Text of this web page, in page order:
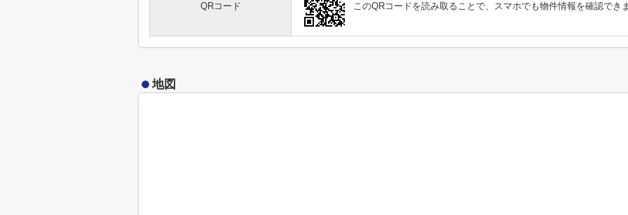
QRコード このQRコードを読み取ることで、スマホでも物件情報を確認でき
地図